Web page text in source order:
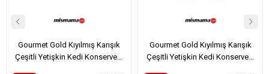
Gourmet Gold Kıyılmış Karışık
Çeşitli Yetişkin Kedi Konservesi
Gourmet Gold Kıyılmış Karışık
Çeşitli Yetişkin Kedi Konservesi